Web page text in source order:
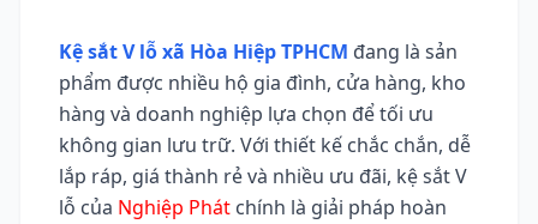
Kệ sắt V lỗ xã Hòa Hiệp TPHCM đang là sản
phẩm được nhiều hộ gia đình, cửa hàng, kho
hàng và doanh nghiệp lựa chọn để tối ưu
không gian lưu trữ. Với thiết kế chắc chắn, dễ
lắp ráp, giá thành rẻ và nhiều ưu đãi, kệ sắt V
lỗ của Nghiệp Phát chính là giải pháp hoàn